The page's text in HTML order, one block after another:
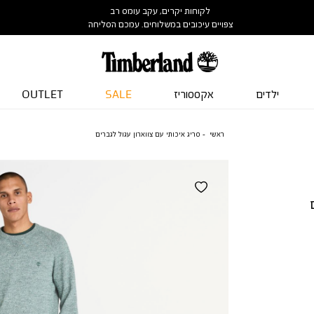
לקוחות יקרים, עקב עומס רב
צפויים עיכובים במשלוחים. עמכם הסליחה
ילדים אקססוריז SALE
OUTLET
ראשי סריג איכותי עם צווארון עגול לגברים